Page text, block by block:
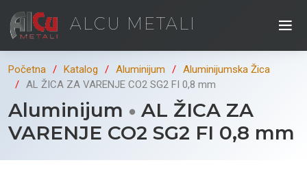
ALCU METALI
Početna Katalog Aluminijum
Aluminijumska Žica
AL ŽICA ZA VARENJE CO2 SG2 FI 0,8 mm
Aluminijum
AL ŽICA ZA
VARENJE CO2 SG2 FI 0,8 mm